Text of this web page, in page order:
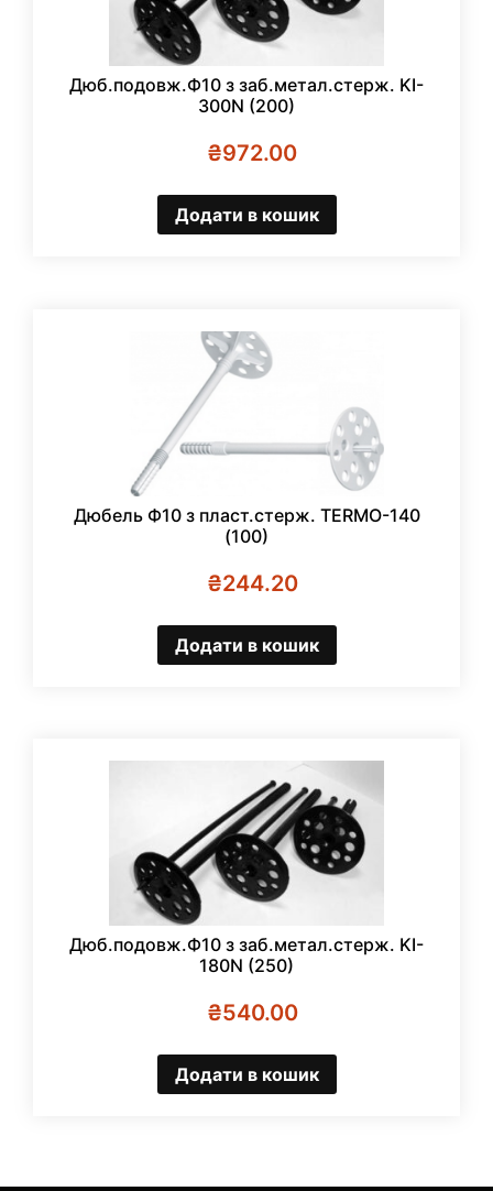
Дюб.подовж.Ф10 з заб.метал.стерж. KI-
300N (200)
₴972.00
Додати в кошик
Дюбель Ф10 з пласт.стерж. TERMO-140
(100)
₴244.20
Додати в кошик
Дюб.подовж.Ф10 з заб.метал.стерж. KI-
180N (250)
₴540.00
Додати в кошик